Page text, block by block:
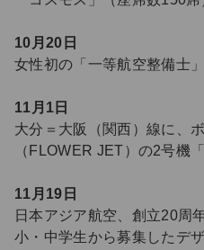
10月20日
女性初の「一等航空整備士」
11月1日
大分＝大阪（関西）線に、
（FLOWER JET）の2号機
11月19日
日本アジア航空、創立20周
小・中学生から募集したデ